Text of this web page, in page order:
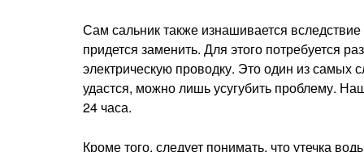
Сам сальник также изнашивается
придется заменить. Для этого потребуется
электрическую проводку. Это один из самых
удастся, можно лишь усугубить проблему.
24 часа.
Кроме того, следует понимать, что утечка